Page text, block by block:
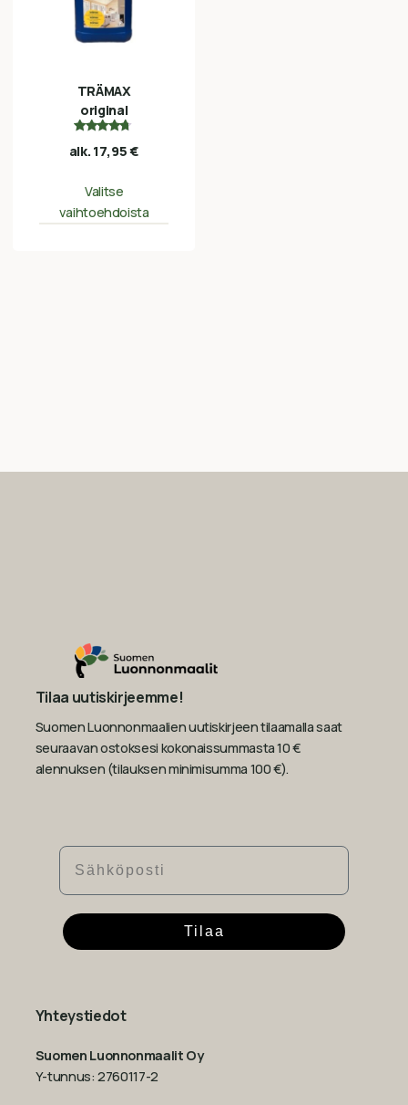
TRÄMAX
original
tuotteesta:
alk. 17,95€
Valitse
vaihtoehdoista
Tilaa uutiskirjeemme!
Suomen Luonnonmaalien uutiskirjeen tilaamalla saat
seuraavan ostoksesi kokonaissummasta 10 €
alennuksen (tilauksen minimisumma 100 €).
Sähköposti
Tilaa
Yhteystiedot
Suomen Luonnonmaalit Oy
Y-tunnus: 2760117-2